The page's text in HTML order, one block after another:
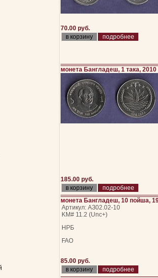
70.00 руб.
подробнее
монета Бангладеш, 1 така, 2010
185.00 руб.
подробнее
монета Бангладеш, 10 пойша,
Артикул: АЗ02.02-10
KM# 11.2 (Unc+)
НРБ
FAO
85.00 руб.
подробнее